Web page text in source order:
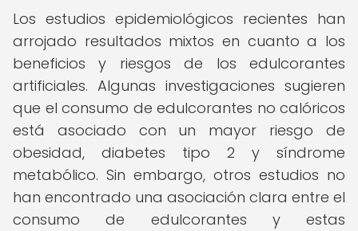
Los estudios epidemiológicos recientes han
arrojado resultados mixtos en cuanto a los
beneficios y riesgos de los edulcorantes
artificiales. Algunas investigaciones sugieren
que el consumo de edulcorantes no calóricos
está asociado con un mayor riesgo de
obesidad, diabetes tipo 2 y síndrome
metabólico. Sin embargo, otros estudios no
han encontrado una asociación clara entre el
consumo de edulcorantes y estas